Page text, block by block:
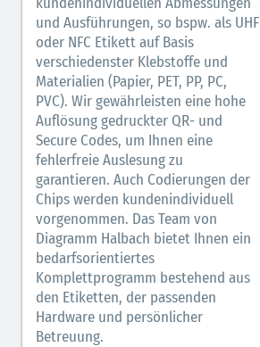
und Ausführungen, so bspw. als UHF
oder NFC Etikett auf Basis
verschiedenster Klebstoffe und
Materialien (Papier, PET, PP, PC,
PVC). Wir gewährleisten eine hohe
Auflösung gedruckter QR- und
Secure Codes, um Ihnen eine
fehlerfreie Auslesung zu
garantieren. Auch Codierungen der
Chips werden kundenindividuell
vorgenommen. Das Team von
Diagramm Halbach bietet Ihnen ein
bedarfsorientiertes
Komplettprogramm bestehend aus
den Etiketten, der passenden
Hardware und persönlicher
Betreuung.